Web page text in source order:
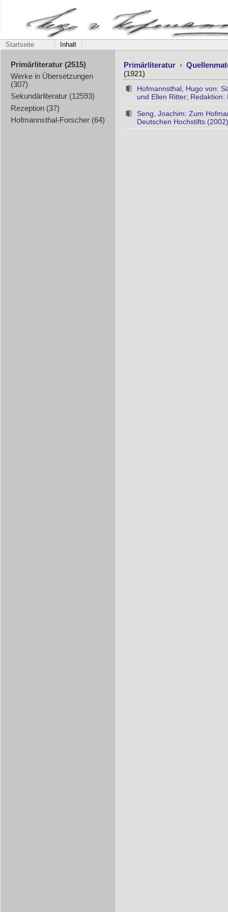
Startseite Inhalt
Primärliteratur (2515)
Werke in Übersetzungen
(307)
Sekundärliteratur (12593)
Rezeption (37)
Hofmannsthal-Forscher (64)
Primärliteratur ›
(1921)
Hofmannsthal, Hugo von:
und Ellen Ritter;
Seng, Joachim: Zum
Deutschen Hochstifts